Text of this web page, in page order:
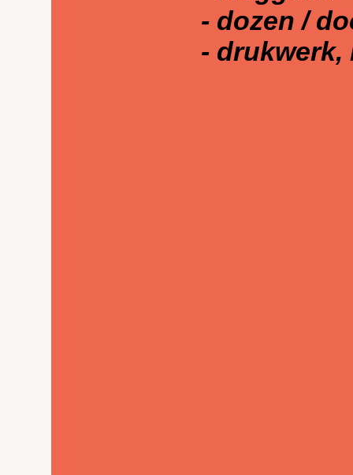
- dozen /
- drukwerk,